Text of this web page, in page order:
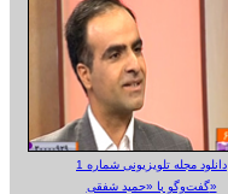
دانلود مجله تلویزیونی شماره 1
گفت‌وگو با «حمید شفقی»